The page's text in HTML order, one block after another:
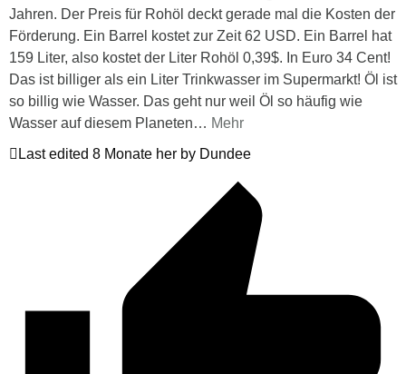
Jahren. Der Preis für Rohöl deckt gerade mal die Kosten der
Förderung. Ein Barrel kostet zur Zeit 62 USD. Ein Barrel hat
159 Liter, also kostet der Liter Rohöl 0,39$. In Euro 34 Cent!
Das ist billiger als ein Liter Trinkwasser im Supermarkt! Öl ist
so billig wie Wasser. Das geht nur weil Öl so häufig wie
Wasser auf diesem Planeten… Mehr
Last edited 8 Monate her by Dundee